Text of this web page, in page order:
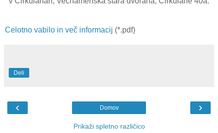
Celotno vabilo in več informacij (*.pdf)
Deli
‹ ›
Domov
Prikaži spletno različico